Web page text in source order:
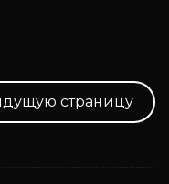
страницу